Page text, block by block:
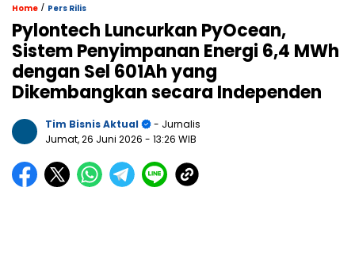
Home / Pers Rilis
Pylontech Luncurkan PyOcean,
Sistem Penyimpanan Energi 6,4 MWh
dengan Sel 601Ah yang
Dikembangkan secara Independen
Tim Bisnis Aktual
- Jurnalis
Jumat, 26 Juni 2026 - 13:26 WIB